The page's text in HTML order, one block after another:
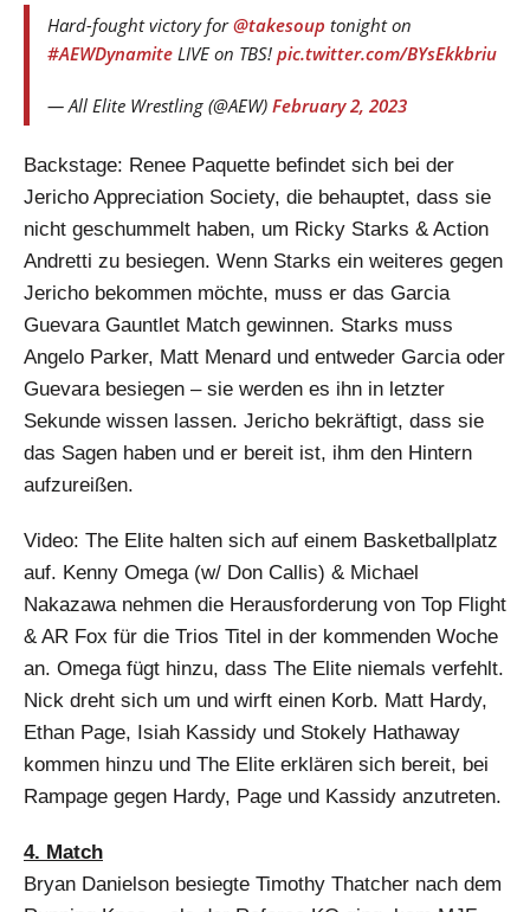
Hard-fought victory for@takesoup tonight on
#AEWDynamite LIVE on TBS! pic.twitter.com/BYsEkkbriu
— All Elite Wrestling (@AEW) February 2, 2023
Backstage: Renee Paquette befindet sich bei der
Jericho Appreciation Society, die behauptet, dass sie
nicht geschummelt haben, um Ricky Starks & Action
Andretti zu besiegen. Wenn Starks ein weiteres gegen
Jericho bekommen möchte, muss er das Garcia
Guevara Gauntlet Match gewinnen. Starks muss
Angelo Parker, Matt Menard und entweder Garcia oder
Guevara besiegen – sie werden es ihn in letzter
Sekunde wissen lassen. Jericho bekräftigt, dass sie
das Sagen haben und er bereit ist, ihm den Hintern
aufzureißen.
Video: The Elite halten sich auf einem Basketballplatz
auf. Kenny Omega (w/ Don Callis) & Michael
Nakazawa nehmen die Herausforderung von Top Flight
& AR Fox für die Trios Titel in der kommenden Woche
an. Omega fügt hinzu, dass The Elite niemals verfehlt.
Nick dreht sich um und wirft einen Korb. Matt Hardy,
Ethan Page, Isiah Kassidy und Stokely Hathaway
kommen hinzu und The Elite erklären sich bereit, bei
Rampage gegen Hardy, Page und Kassidy anzutreten.
4. Match
Bryan Danielson besiegte Timothy Thatcher nach dem